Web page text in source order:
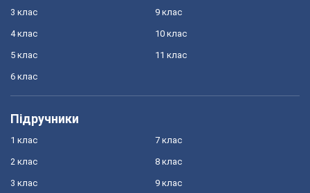
3 клас
4 клас
5 клас
6 клас
9 клас
10 клас
11 клас
Підручники
1 клас
2 клас
3 клас
7 клас
8 клас
9 клас